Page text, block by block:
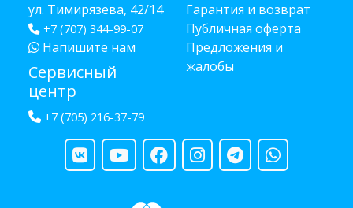
ул. Тимирязева, 42/14
+7 (707) 344-99-07
Напишите нам
Сервисный
центр
+7 (705) 216-37-79
Гарантия и возврат
Публичная оферта
Предложения и
жалобы